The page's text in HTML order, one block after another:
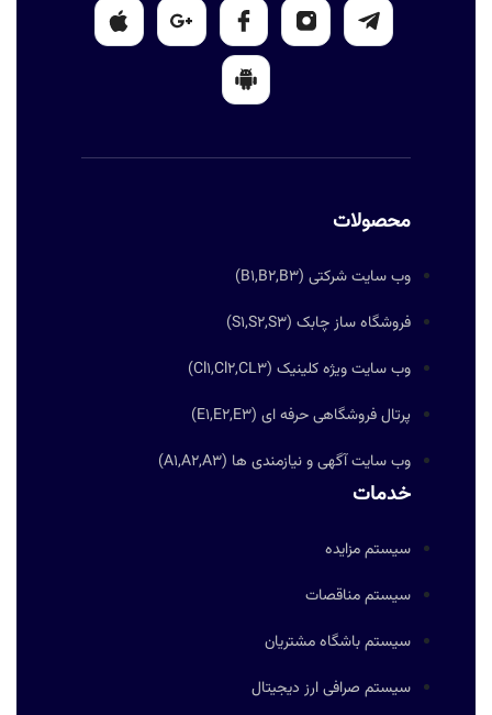
محصولات
وب سایت شرکتی (B1,B2,B3)
فروشگاه ساز چابک (S1,S2,S3)
وب سایت ویژه کلینیک (Cl1,Cl2,CL3)
پرتال فروشگاهی حرفه ای (E1,E2,E3)
وب سایت آگهی و نیازمندی ها (A1,A2,A3)
خدمات
سیستم مزایده
سیستم مناقصات
سیستم باشگاه مشتریان
سیستم صرافی ارز دیجیتال